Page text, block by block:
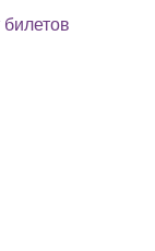
билетов